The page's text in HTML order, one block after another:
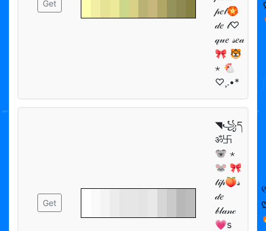
Get
𝓅𝑒𝓁🏵
𝒹𝑒 𝓁♡
𝓆𝓊𝑒 𝓈𝑒𝒶
🎀 🐯
⋆ 🐔
♡¸.•*
Get
◥꧁ད
ॐ卐
🐨 ⋆
🐭 🎀
𝓉𝒾𝓅🍑𝓈
𝒹𝑒
𝒷𝓁𝒶𝓃𝒸
💗s